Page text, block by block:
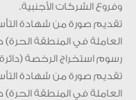
وفروع الشركات الأجنبية.
تقديم صورة من شهادة
العاملة في المنطقة
رسوم استخراج الرخصة (دائرة
تقديم صورة من شهادة
العاملة في المنطقة